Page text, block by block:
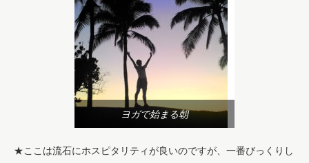
ヨガで始まる朝
★ここは流石にホスピタリティが良いのですが、一番びっくりし